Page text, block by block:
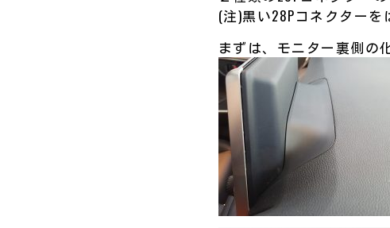
(注)黒い28Pコネクターを
まずは、モニター裏側の